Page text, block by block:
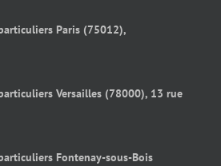
Paris (75012),
Versailles (78000), 13 rue
Fontenay-sous-Bois